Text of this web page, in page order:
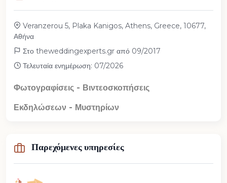
Veranzerou 5, Plaka Kanigos, Athens, Greece, 10677,
Αθήνα
Στο theweddingexperts.gr από 09/2017
Τελευταία ενημέρωση: 07/2026
Φωτογραφίσεις - Βιντεοσκοπήσεις
Εκδηλώσεων - Μυστηρίων
Παρεχόμενες υπηρεσίες